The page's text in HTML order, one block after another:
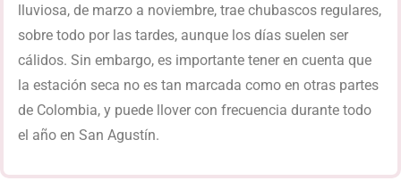
lluviosa, de marzo a noviembre, trae chubascos regulares,
sobre todo por las tardes, aunque los días suelen ser
cálidos. Sin embargo, es importante tener en cuenta que
la estación seca no es tan marcada como en otras partes
de Colombia, y puede llover con frecuencia durante todo
el año en San Agustín.